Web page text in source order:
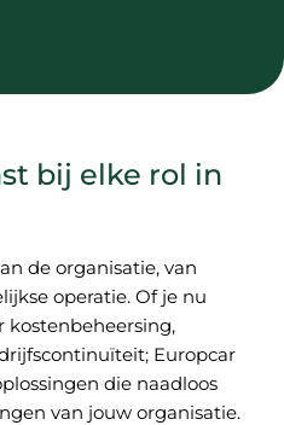
bij elke rol in
de organisatie, van
operatie. Of je nu
kostenbeheersing,
Europcar
die naadloos
van jouw organisatie.